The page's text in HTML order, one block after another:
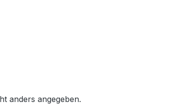
anders angegeben.